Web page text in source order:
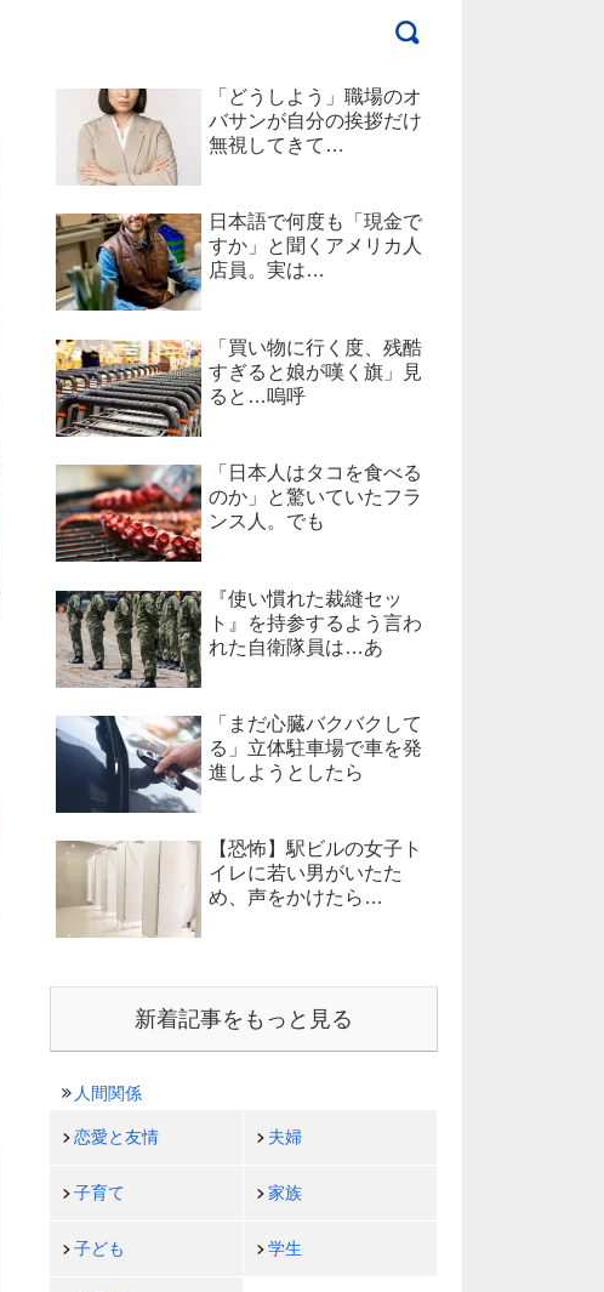
「どうしよう」職場のオ
バサンが自分の挨拶だけ
無視してきて…
日本語で何度も「現金で
すか」と聞くアメリカ人
店員。実は…
「買い物に行く度、残酷
すぎると娘が嘆く旗」見
ると…嗚呼
「日本人はタコを食べる
のか」と驚いていたフラ
ンス人。でも
『使い慣れた裁縫セッ
ト』を持参するよう言わ
れた自衛隊員は…あ
「まだ心臓バクバクして
る」立体駐車場で車を発
進しようとしたら
【恐怖】駅ビルの女子ト
イレに若い男がいたた
め、声をかけたら…
新着記事をもっと見る
人間関係
恋愛と友情 夫婦
子育て 家族
子ども 学生